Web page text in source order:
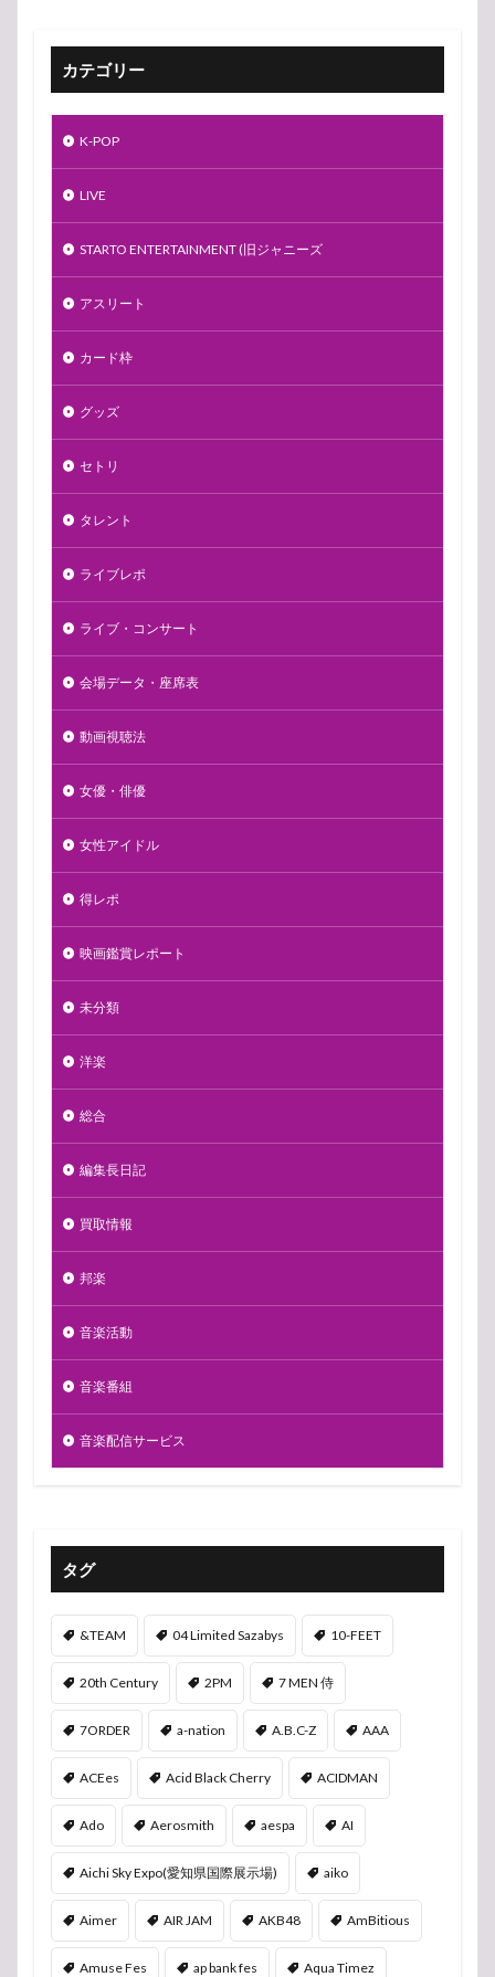
カテゴリー
K-POP
LIVE
STARTO ENTERTAINMENT (旧ジャニーズ
アスリート
カード枠
グッズ
セトリ
タレント
ライブレポ
ライブ・コンサート
会場データ・座席表
動画視聴法
女優・俳優
女性アイドル
得レポ
映画鑑賞レポート
未分類
洋楽
総合
編集長日記
買取情報
邦楽
音楽活動
音楽番組
音楽配信サービス
タグ
&TEAM 04 Limited Sazabys 10-FEET
20th Century 2PM 7 MEN 侍
7ORDER a-nation A.B.C-Z AAA
ACEes Acid Black Cherry ACIDMAN
Ado Aerosmith aespa AI
Aichi Sky Expo(愛知県国際展示場) aiko
Aimer AIR JAM AKB48 AmBitious
Amuse Fes ap bank fes Aqua Timez